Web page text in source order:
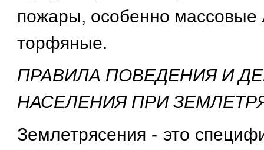
пожары, особенно массовые
торфяные.
ПРАВИЛА ПОВЕДЕНИЯ И
НАСЕЛЕНИЯ ПРИ
Землетрясения - это